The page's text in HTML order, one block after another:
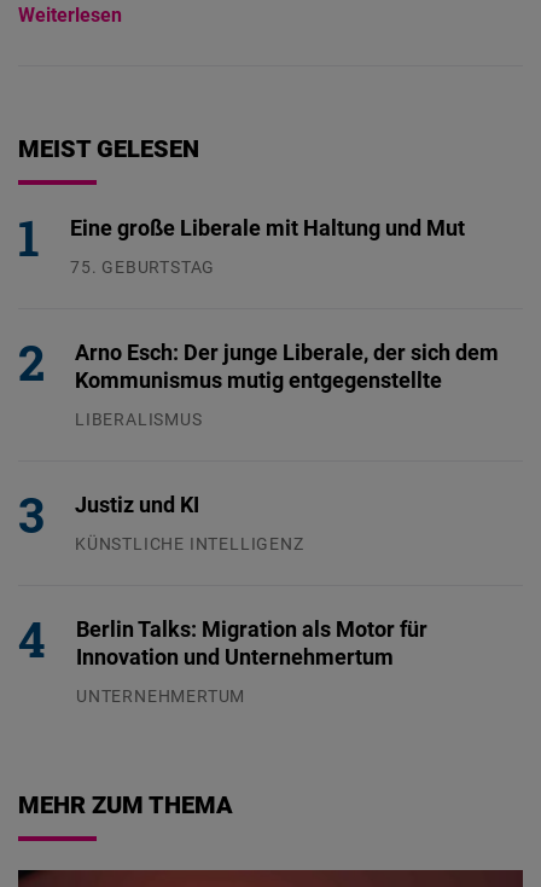
Weiterlesen
MEIST GELESEN
Eine große Liberale mit Haltung und Mut
75. GEBURTSTAG
Arno Esch: Der junge Liberale, der sich dem
Kommunismus mutig entgegenstellte
LIBERALISMUS
Justiz und KI
KÜNSTLICHE INTELLIGENZ
Berlin Talks: Migration als Motor für
Innovation und Unternehmertum
UNTERNEHMERTUM
MEHR ZUM THEMA